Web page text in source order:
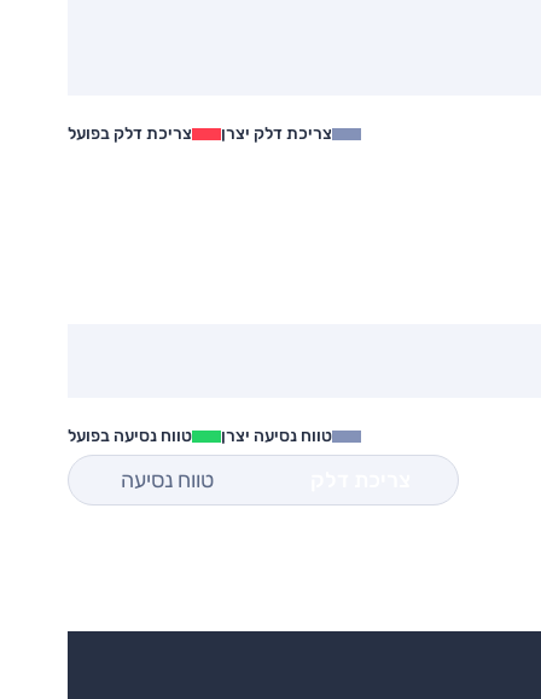
צריכת דלק יצרן צריכת דלק בפועל
טווח נסיעה יצרן טווח נסיעה בפועל
טווח נסיעה